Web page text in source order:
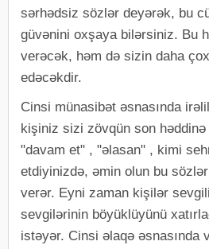
sərhədsiz sözlər deyərək, bu
güvənini oxşaya bilərsiniz. Bu
verəcək, həm də sizin daha
edəcəkdir.
Cinsi münasibət əsnasında
kişiniz sizi zövqün son həddinə
"davam et" , "əlasan" , kimi
etdiyinizdə, əmin olun bu
verər. Eyni zaman kişilər
sevgilərinin böyüklüyünü
istəyər. Cinsi əlaqə əsnasında